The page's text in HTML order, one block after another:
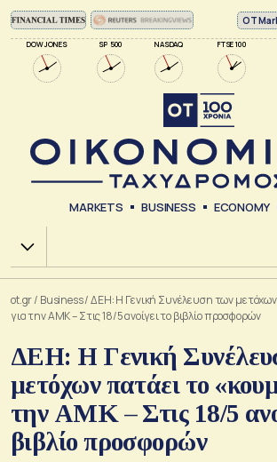
DOW JONES SP 500 NASDAQ FTSE 100
ΟΤ
MARKETS BUSINESS ECONOMY
Χ.Α.
ot.gr/ Business/ΔΕΗ: Η Γενική Συνέλευση των
για την ΑΜΚ – Στις 18/5 ανοίγει το βιβλίο προσφορών
ΔΕΗ: Η Γενική
μετόχων πατάει το
την ΑΜΚ – Στις 18/5
βιβλίο προσφορών